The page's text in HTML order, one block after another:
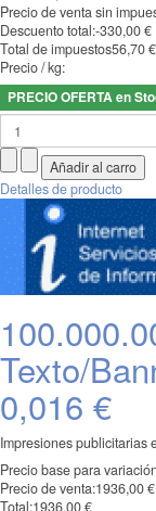
Precio de venta sin
Descuento total:-330,00 €
Total de impuestos56,70 €
Precio / kg:
PRECIO OFERTA en
Detalles de producto
Texto/
0,016 €
Impresiones publicitarias
Precio base para
Precio de venta:1936,00 €
Total:1936,00 €